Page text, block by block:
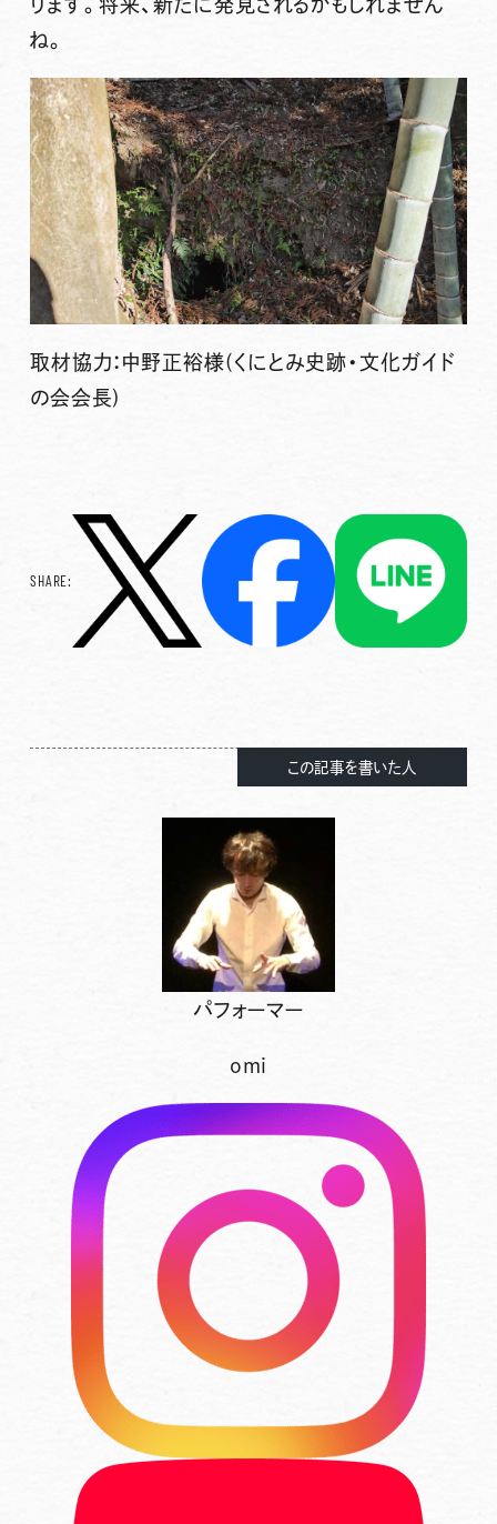
ります。将来、新たに発見されるかもしれません
ね。
取材協力：中野正裕様(くにとみ史跡・文化ガイド
の会会長)
SHARE:
この記事を書いた人
パフォーマー
omi